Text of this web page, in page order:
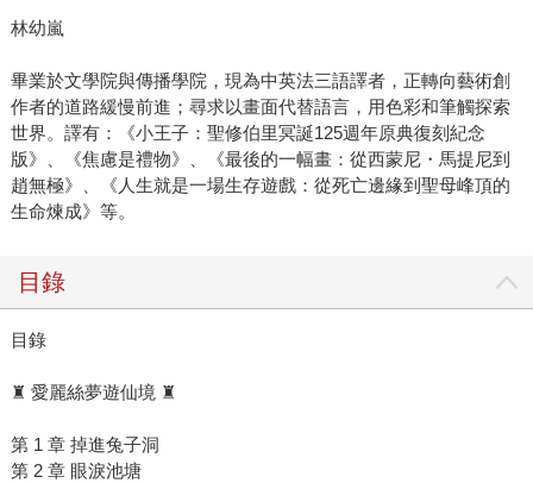
林幼嵐
畢業於文學院與傳播學院，現為中英法三語譯者，正轉向藝術創
作者的道路緩慢前進；尋求以畫面代替語言，用色彩和筆觸探索
世界。譯有：《小王子：聖修伯里冥誕125週年原典復刻紀念
版》、《焦慮是禮物》、《最後的一幅畫：從西蒙尼・馬提尼到
趙無極》、《人生就是一場生存遊戲：從死亡邊緣到聖母峰頂的
生命煉成》等。
目錄
目錄
♜ 愛麗絲夢遊仙境 ♜
第 1 章 掉進兔子洞
第 2 章 眼淚池塘